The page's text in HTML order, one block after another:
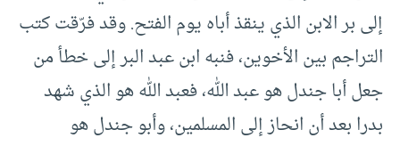
إلى بر الابن الذي ينقذ أباه يوم الفتح. وقد فرّقت كتب
التراجم بين الأخوين، فنبه ابن عبد البر إلى خطأ من
جعل أبا جندل هو عبد الله، فعبد الله هو الذي شهد
بدرا بعد أن انحاز إلى المسلمين، وأبو جندل هو